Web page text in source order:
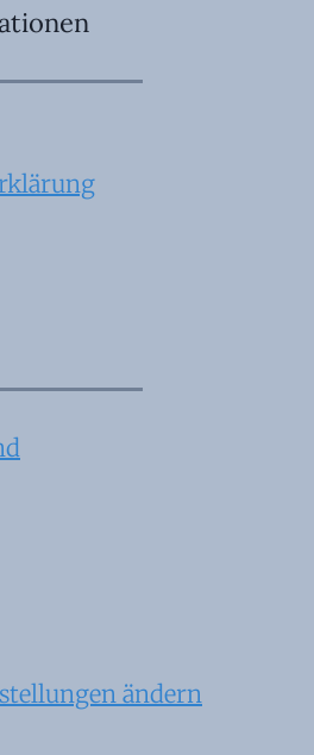
ändern